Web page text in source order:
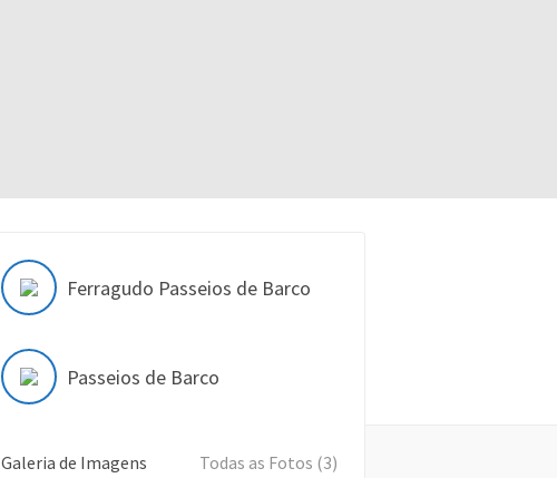
Ferragudo Passeios de Barco
Passeios de Barco
Galeria de Imagens Todas as Fotos (3)